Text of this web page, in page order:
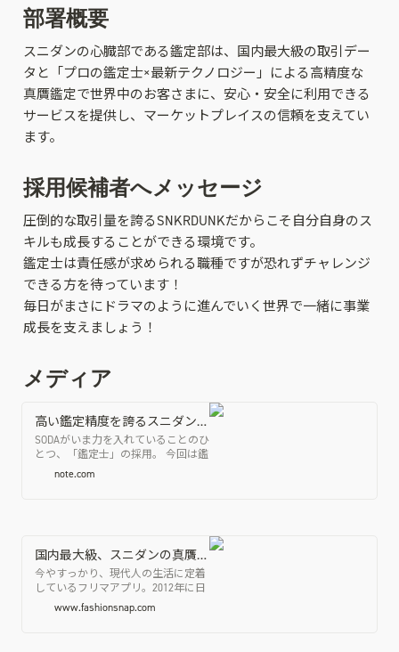
部署概要
スニダンの心臓部である鑑定部は、国内最大級の取引デー
タと「プロの鑑定士×最新テクノロジー」による高精度な
真贋鑑定で世界中のお客さまに、安心・安全に利用できる
サービスを提供し、マーケットプレイスの信頼を支えてい
ます。
採用候補者へメッセージ
圧倒的な取引量を誇るSNKRDUNKだからこそ自分自身のス
キルも成長することができる環境です。
鑑定士は責任感が求められる職種ですが恐れずチャレンジ
できる方を待っています！
毎日がまさにドラマのように進んでいく世界で一緒に事業
成長を支えましょう！
メディア
高い鑑定精度を誇るスニダンのサービスを支える「鑑定士」。実際に活躍している鑑定士とは？｜SODA inc. 公式note
SODAがいま力を入れていることのひ
とつ、「鑑定士」の採用。 今回は鑑
定部門のマネージャーである小林さ
ンを知る、ベテランの2人 ーまず、
お二人のこれまでのキャリアとSODA
入社の理由について、小林さんから
伺えますか？ 小林：僕は2017年から
スニーカー業界で働いて今年で8年
note.com
国内最大級、スニダンの真贋鑑定拠点「スニダンベース」に潜入
今やすっかり、現代人の生活に定着
しているフリマアプリ。2012年に日
本初のフリマアプリ「フリル（現・
ラクマ）」が誕生してから約10年、
www.fashionsnap.com